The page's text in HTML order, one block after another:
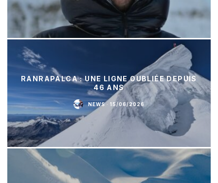
RANRAPALCA : UNE LIGNE OUBLIÉE DEPUIS
46 ANS
NEWS · 15/06/2026